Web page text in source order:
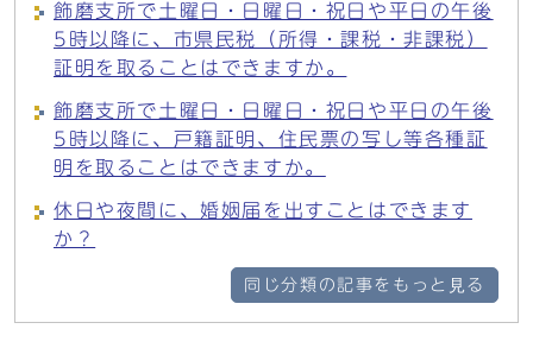
飾磨支所で土曜日・日曜日・祝日や平日の午後
5時以降に、市県民税（所得・課税・非課税）
証明を取ることはできますか。
飾磨支所で土曜日・日曜日・祝日や平日の午後
5時以降に、戸籍証明、住民票の写し等各種証
明を取ることはできますか。
休日や夜間に、婚姻届を出すことはできます
か？
同じ分類の記事をもっと見る